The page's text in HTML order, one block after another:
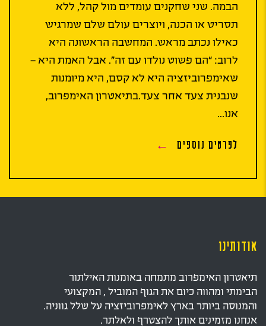
הבמה. שני שחקנים עומדים מול קהל, ללא
תסריט או הכנה, ויוצרים עולם שלם שמרגיש
כאילו נכתב מראש. המחשבה הראשונה היא
לרוב: “הם פשוט נולדו עם זה”. אבל האמת היא –
שאימפרוביזציה היא לא קסם, היא מיומנות
שנבנית צעד אחר צעד.בתיאטרון האימפרוב,
אנו...
לפרטים נוספים
אודותינו
תיאטרון האימפרוב מתמחה באומנות האילתור
הבימתי ומהווה כיום את הגוף המוביל , המקצועי
והמנוסה ביותר בארץ לאימפרוביזציה על שלל גווניה.
אנחנו מזמינים אותך להצטרף ולאלתר.